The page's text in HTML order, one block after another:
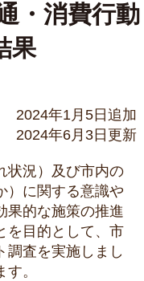
・消費行動
果
2024年1月5日追加
2024年6月3日更新
状況）及び市内の
）に関する意識や
果的な施策の推進
を目的として、市
調査を実施しまし
。